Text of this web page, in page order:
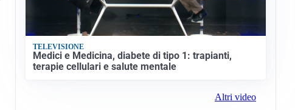
TELEVISIONE
Medici e Medicina, diabete di tipo 1: trapianti,
terapie cellulari e salute mentale
Altri video